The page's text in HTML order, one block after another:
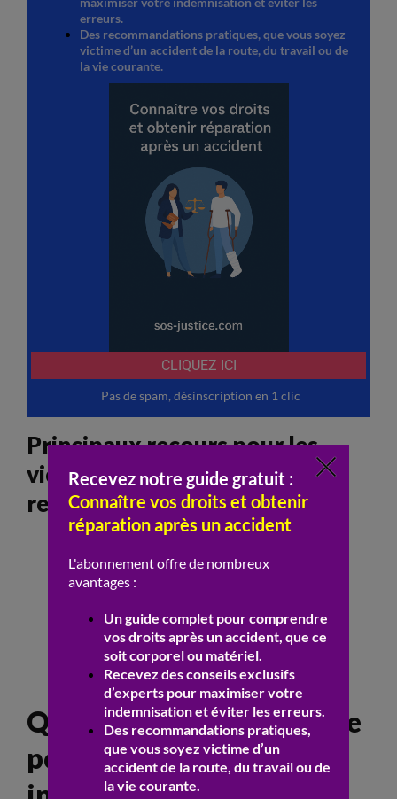
Principaux recours pour les
victimes d’accidents sans
responsable assuré
corporels et matériels
Procédure de déclaration spécifique
Examen du dossier par lefgao
Indemnisation selon les barèmes en
vigueur
Quelles démarches suivre
pour obtenir une